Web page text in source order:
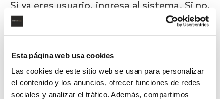
Esta página web usa cookies
Las cookies de este sitio web se usan para personalizar
el contenido y los anuncios, ofrecer funciones de redes
sociales y analizar el tráfico. Además, compartimos
Si ya eres usuario, ingresa al sistema. Si no,